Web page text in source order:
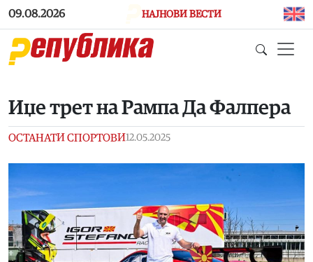
Skip to main content
09.08.2026 НАЈНОВИ ВЕСТИ
Иџе трет на Рампа Да Фалпера
ОСТАНАТИ СПОРТОВИ12.05.2025